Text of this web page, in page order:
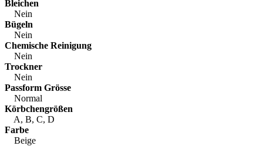
Bleichen
Nein
Bügeln
Nein
Chemische Reinigung
Nein
Trockner
Nein
Passform Grösse
Normal
Körbchengrößen
A, B, C, D
Farbe
Beige